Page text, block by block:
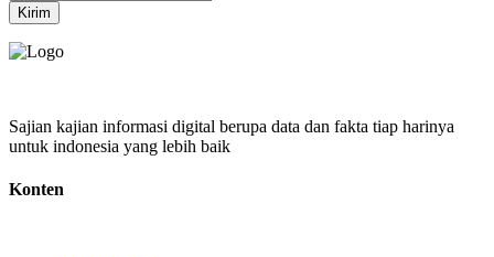
Kirim
Sajian kajian informasi digital berupa data dan fakta tiap harinya
untuk indonesia yang lebih baik
Konten